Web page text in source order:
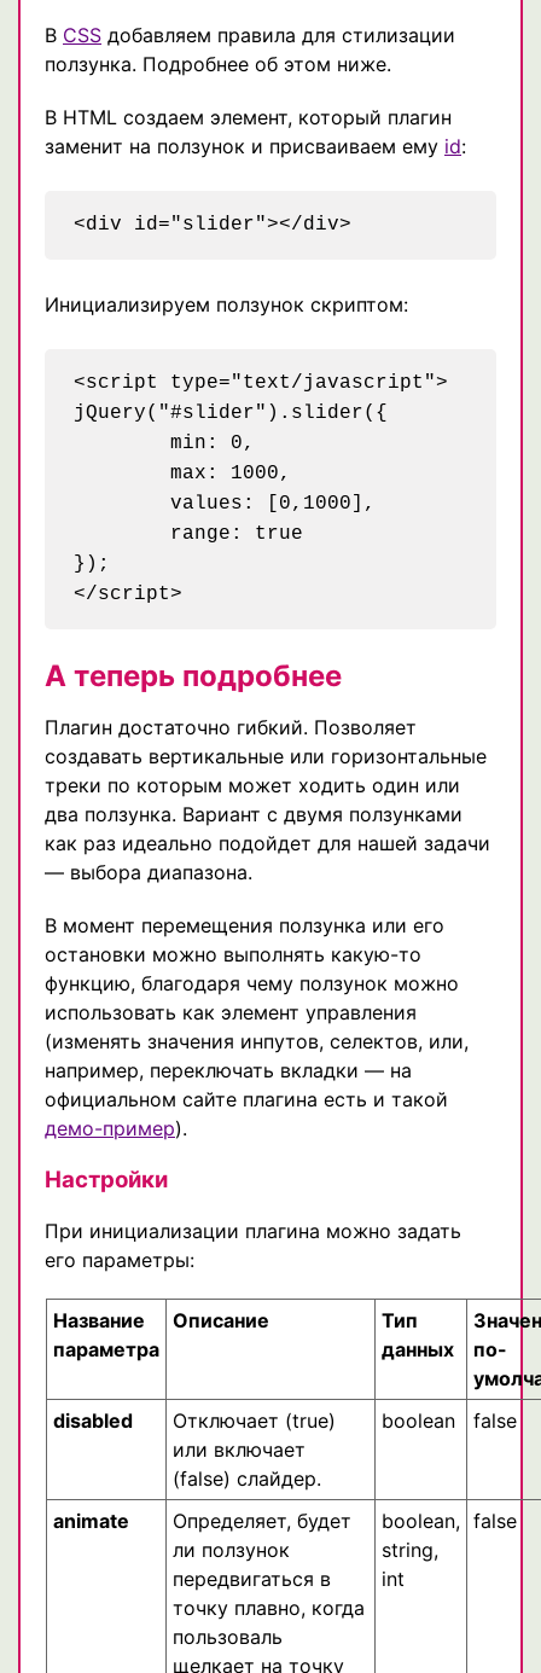
В CSS добавляем правила для стилизации
ползунка. Подробнее об этом ниже.
В HTML создаем элемент, который плагин
заменит на ползунок и присваиваем ему id:
Инициализируем ползунок скриптом:
<script type="text/javascript">
jQuery("#slider").slider({
});
А теперь подробнее
Плагин достаточно гибкий. Позволяет
создавать вертикальные или горизонтальные
треки по которым может ходить один или
два ползунка. Вариант с двумя ползунками
как раз идеально подойдет для нашей задачи
— выбора диапазона.
В момент перемещения ползунка или его
остановки можно выполнять какую-то
функцию, благодаря чему ползунок можно
использовать как элемент управления
(изменять значения инпутов, селектов, или,
например, переключать вкладки — на
официальном сайте плагина есть и такой
демо-пример).
Настройки
При инициализации плагина можно задать
его параметры:
Название
параметра
Описание
Тип
данных
по-
disabled
Отключает (true)
или включает
(false) слайдер.
boolean false
animate
Определяет, будет
ли ползунок
передвигаться в
точку плавно, когда
пользоваль
щелкает на точку
boolean,
string,
int
false